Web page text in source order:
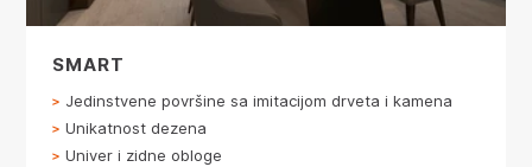
SMART
Jedinstvene površine sa imitacijom drveta i kamena
Unikatnost dezena
Univer i zidne obloge